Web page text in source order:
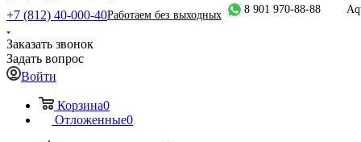
+7 (812) 40-000-40Работаем без выходных 8 901 970-88-88
Заказать звонок
Задать вопрос
Войти
Корзина0
Отложенные0